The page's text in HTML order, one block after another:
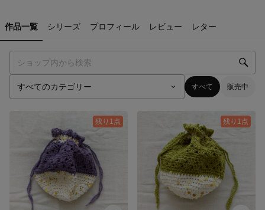
作品一覧 シリーズ プロフィール レビュー レター
すべて 販売中
残り1点 残り1点